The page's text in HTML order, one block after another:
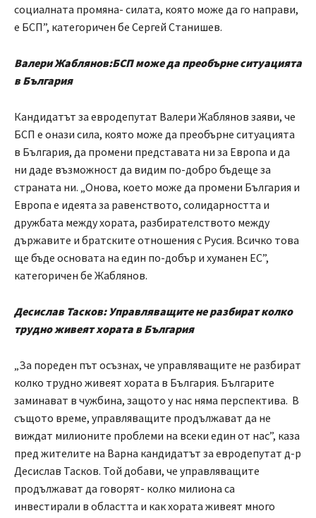
социалната промяна- силата, която може да го направи,
е БСП”, категоричен бе Сергей Станишев.
Валери Жаблянов:БСП може да преобърне ситуацията
в България
Кандидатът за евродепутат Валери Жаблянов заяви, че
БСП е онази сила, която може да преобърне ситуацията
в България, да промени представата ни за Европа и да
ни даде възможност да видим по-добро бъдеще за
страната ни. „Онова, което може да промени България и
Европа е идеята за равенството, солидарността и
дружбата между хората, разбирателството между
държавите и братските отношения с Русия. Всичко това
ще бъде основата на един по-добър и хуманен ЕС”,
категоричен бе Жаблянов.
Десислав Тасков: Управляващите не разбират колко
трудно живеят хората в България
„За пореден път осъзнах, че управляващите не разбират
колко трудно живеят хората в България. Българите
заминават в чужбина, защото у нас няма перспектива. В
същото време, управляващите продължават да не
виждат милионите проблеми на всеки един от нас”, каза
пред жителите на Варна кандидатът за евродепутат д-р
Десислав Тасков. Той добави, че управляващите
продължават да говорят- колко милиона са
инвестирали в областта и как хората живеят много